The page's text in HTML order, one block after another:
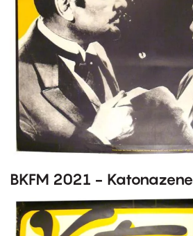
BKFM 2021 - Katonazene